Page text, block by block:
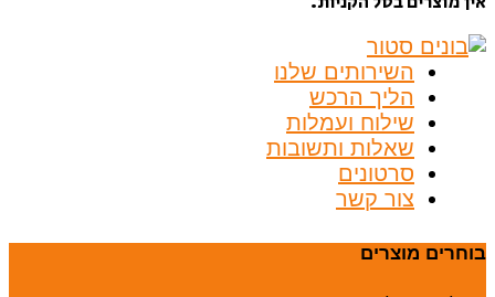
השירותים שלנו
הליך הרכש
שילוח ועמלות
שאלות ותשובות
סרטונים
צור קשר
בוחרים מוצרים